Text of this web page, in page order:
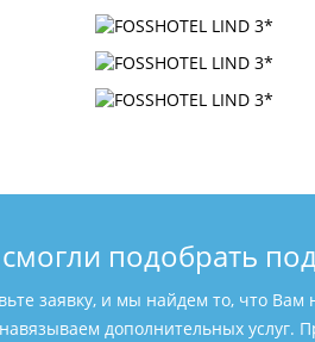
подобрать
заявку, и мы найдем то, что
дополнительных услуг.